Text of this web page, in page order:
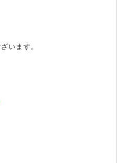
います。